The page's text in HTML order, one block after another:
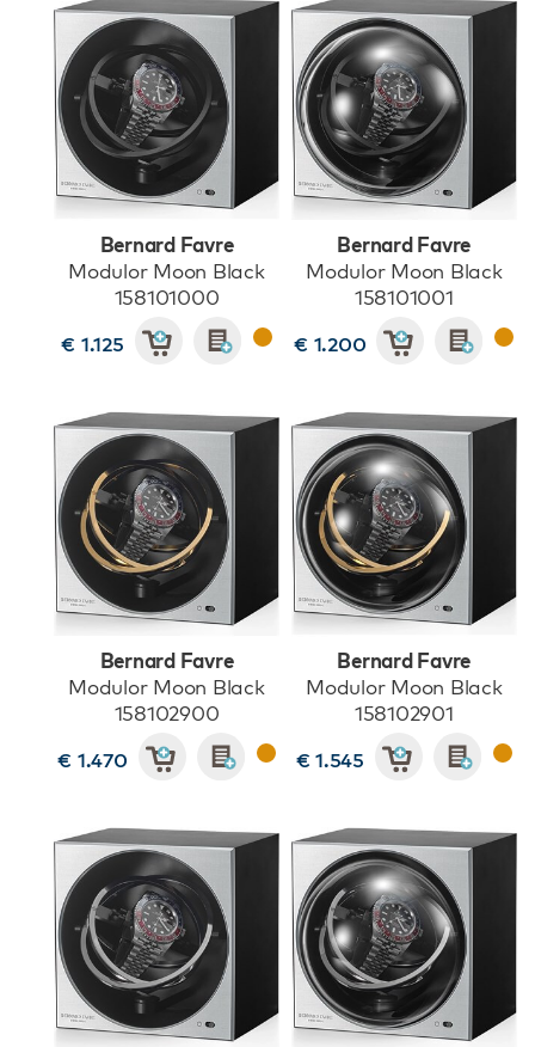
Bernard Favre
Modulor Moon Black
158101000
€ 1.125
Bernard Favre
Modulor Moon Black
158101001
€ 1.200
Bernard Favre
Modulor Moon Black
158102900
€ 1.470
Bernard Favre
Modulor Moon Black
158102901
€ 1.545